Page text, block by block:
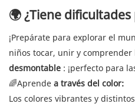
🌍¿Tiene
¡Prepárate para explorar el
niños tocar, unir y comprender
desmontable : ¡perfecto para
🌈Aprende a través del color:
Los colores vibrantes y